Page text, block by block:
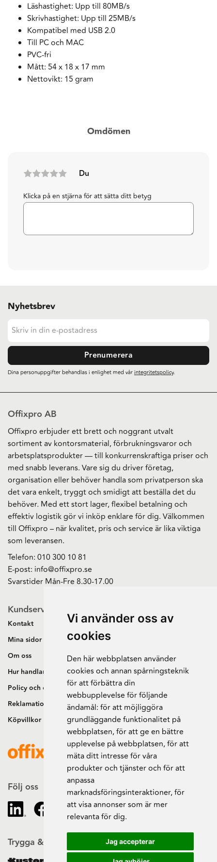
Vi använder oss av
cookies
Den här webbplatsen använder
cookies och annan spårningsteknik
för att förbättra din
webbupplevelse för följande
ändamål: för att möjliggöra
grundläggande funktionalitet på
webbplatsen,för att ge en bättre
upplevelse på webbplatsen,för att
mäta ditt intresse för våra
produkter och tjänster och för att
anpassa
marknadsföringsinteraktioner,för
att visa annonser som är mer
relevanta för dig.
Jag accepterar
Läshastighet: Upp till 80MB/s
Skrivhastighet: Upp till 25MB/s
Kompatibel med USB 2.0
Till PC och MAC
PVC-fri
Mått: 54 x 18 x 17 mm
Nettovikt: 15 gram
Omdömen
Du
Klicka på en stjärna för att sätta ditt betyg
Nyhetsbrev
Prenumerera
Dina personuppgifter behandlas i enlighet med vårintegritetspolicy.
Offixpro AB
Offixpro erbjuder ett brett och noggrant utvalt
sortiment av kontorsmaterial, förbrukningsvaror och
arbetsplatsprodukter — till konkurrenskraftiga priser och
med snabb leverans. Vare sig du driver företag,
organisation eller behöver handla som privatperson ska
det vara enkelt, tryggt och smidigt att beställa det du
behöver. Med ett stort lager, flexibel betalning och
effektiv logistik gör vi inköp enklare för dig. Välkommen
till Offixpro – när kvalitet, pris och service är lika viktiga
som leveransen.
Telefon: 010 300 10 81
E-post: info@offixpro.se
Svarstider Mån-Fre 8.30-17.00
Kundservice
Kontakt
Mina sidor
Om oss
Hur handlar jag?
Policy och cookies
Reklamation och retur
Köpvillkor
Följ oss
Trygga & säkra beställningar